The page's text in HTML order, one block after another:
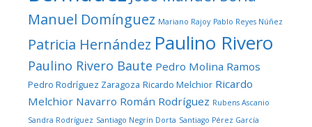
Manuel Domínguez Mariano Rajoy Pablo Reyes Núñez
Patricia Hernández Paulino Rivero
Paulino Rivero Baute Pedro Molina Ramos
Pedro Rodríguez Zaragoza Ricardo Melchior Ricardo
Melchior Navarro Román Rodríguez Rubens Ascanio
Sandra Rodríguez Santiago Negrín Dorta Santiago Pérez García